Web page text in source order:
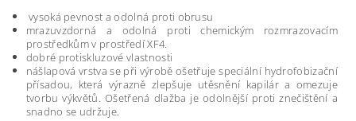
vysoká pevnost a odolná proti obrusu
mrazuvzdorná a odolná proti chemickým rozmrazovacím
prostředkům v prostředí XF4.
dobré protiskluzové vlastnosti
nášlapová vrstva se při výrobě ošetřuje speciální hydrofobizační
přísadou, která výrazně zlepšuje utěsnění kapilár a omezuje
tvorbu výkvětů. Ošetřená dlažba je odolnější proti znečištění a
snadno se udržuje.